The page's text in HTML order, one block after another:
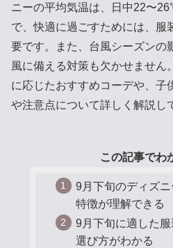
ニーの平均気温は、日中22〜
で、快適に過ごすためには、服
要です。また、台風シーズンの
風に備える対策も欠かせません
に応じたおすすめコーデや、子
や注意点について詳しく解説し
この記事でわ
9月下旬のディズ
特徴が理解できる
9月下旬に適した
選び方がわかる